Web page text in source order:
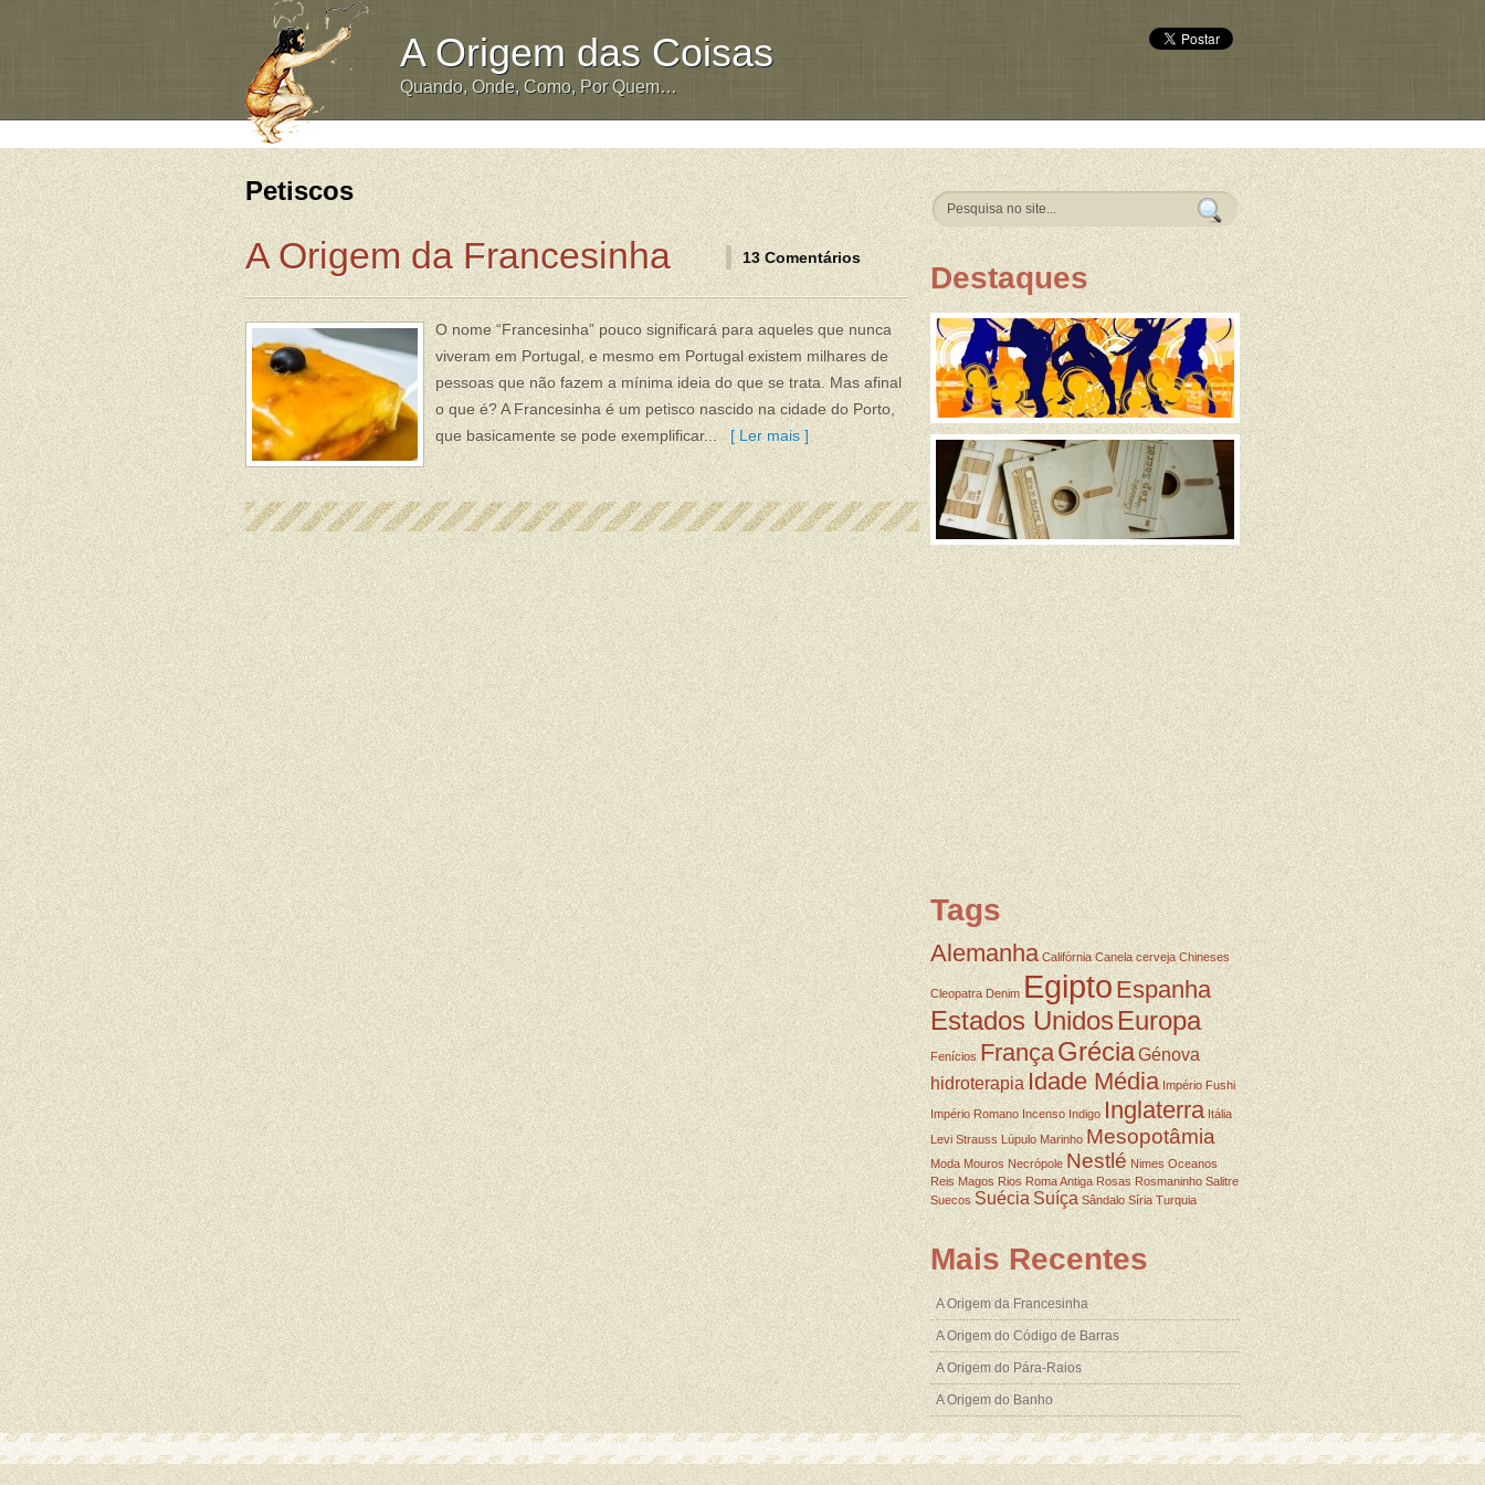
A Origem das Coisas
Quando, Onde, Como, Por Quem…
Petiscos
A Origem da Francesinha 13 Comentários
O nome “Francesinha” pouco significará para aqueles que nunca
viveram em Portugal, e mesmo em Portugal existem milhares de
pessoas que não fazem a mínima ideia do que se trata. Mas afinal
o que é? A Francesinha é um petisco nascido na cidade do Porto,
que basicamente se pode exemplificar...[ Ler mais ]
Destaques
Tags
Alemanha Califórnia Canela cerveja Chineses
Cleopatra Denim EgiptoEspanha
Estados UnidosEuropa
Fenícios FrançaGréciaGénova
hidroterapiaIdade Média Império Fushi
Império Romano Incenso Indigo Inglaterra Itália
Levi Strauss Lúpulo Marinho Mesopotâmia
Moda Mouros Necrópole Nestlé Nimes Oceanos
Reis Magos Rios Roma Antiga Rosas Rosmaninho Salitre
Suecos Suécia Suíça Sândalo Síria Turquia
Mais Recentes
A Origem da Francesinha
A Origem do Código de Barras
A Origem do Pára-Raios
A Origem do Banho